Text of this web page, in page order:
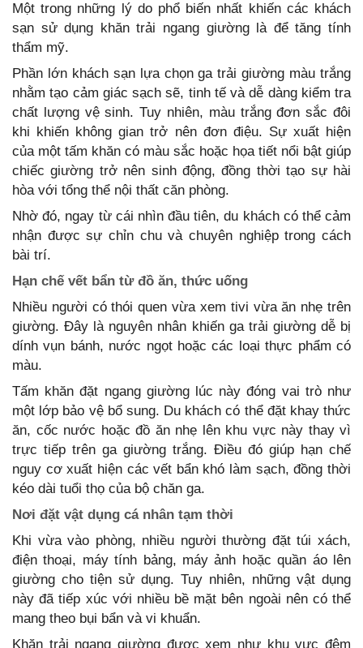
Một trong những lý do phổ biến nhất khiến các khách
sạn sử dụng khăn trải ngang giường là để tăng tính
thẩm mỹ.
Phần lớn khách sạn lựa chọn ga trải giường màu trắng
nhằm tạo cảm giác sạch sẽ, tinh tế và dễ dàng kiểm tra
chất lượng vệ sinh. Tuy nhiên, màu trắng đơn sắc đôi
khi khiến không gian trở nên đơn điệu. Sự xuất hiện
của một tấm khăn có màu sắc hoặc họa tiết nổi bật giúp
chiếc giường trở nên sinh động, đồng thời tạo sự hài
hòa với tổng thể nội thất căn phòng.
Nhờ đó, ngay từ cái nhìn đầu tiên, du khách có thể cảm
nhận được sự chỉn chu và chuyên nghiệp trong cách
bài trí.
Hạn chế vết bẩn từ đồ ăn, thức uống
Nhiều người có thói quen vừa xem tivi vừa ăn nhẹ trên
giường. Đây là nguyên nhân khiến ga trải giường dễ bị
dính vụn bánh, nước ngọt hoặc các loại thực phẩm có
màu.
Tấm khăn đặt ngang giường lúc này đóng vai trò như
một lớp bảo vệ bổ sung. Du khách có thể đặt khay thức
ăn, cốc nước hoặc đồ ăn nhẹ lên khu vực này thay vì
trực tiếp trên ga giường trắng. Điều đó giúp hạn chế
nguy cơ xuất hiện các vết bẩn khó làm sạch, đồng thời
kéo dài tuổi thọ của bộ chăn ga.
Nơi đặt vật dụng cá nhân tạm thời
Khi vừa vào phòng, nhiều người thường đặt túi xách,
điện thoại, máy tính bảng, máy ảnh hoặc quần áo lên
giường cho tiện sử dụng. Tuy nhiên, những vật dụng
này đã tiếp xúc với nhiều bề mặt bên ngoài nên có thể
mang theo bụi bẩn và vi khuẩn.
Khăn trải ngang giường được xem như khu vực đệm